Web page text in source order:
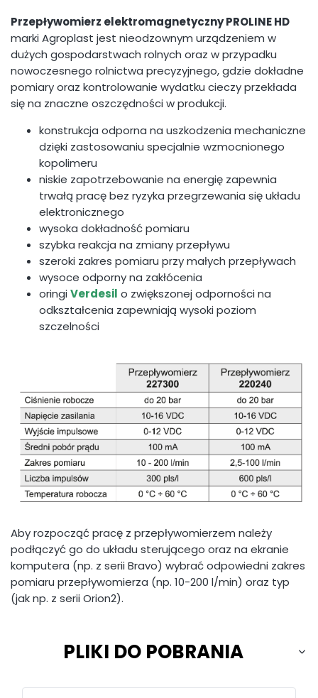
Przepływomierz elektromagnetyczny PROLINE HD
marki Agroplast jest nieodzownym urządzeniem w
dużych gospodarstwach rolnych oraz w przypadku
nowoczesnego rolnictwa precyzyjnego, gdzie dokładne
pomiary oraz kontrolowanie wydatku cieczy przekłada
się na znaczne oszczędności w produkcji.
konstrukcja odporna na uszkodzenia mechaniczne
dzięki zastosowaniu specjalnie wzmocnionego
kopolimeru
niskie zapotrzebowanie na energię zapewnia
trwałą pracę bez ryzyka przegrzewania się układu
elektronicznego
wysoka dokładność pomiaru
szybka reakcja na zmiany przepływu
szeroki zakres pomiaru przy małych przepływach
wysoce odporny na zakłócenia
oringiVerdesil o zwiększonej odporności na
odkształcenia zapewniają wysoki poziom
szczelności
Aby rozpocząć pracę z przepływomierzem należy
podłączyć go do układu sterującego oraz na ekranie
komputera (np. z serii Bravo) wybrać odpowiedni zakres
pomiaru przepływomierza (np. 10-200 l/min) oraz typ
(jak np. z serii Orion2).
PLIKI DO POBRANIA